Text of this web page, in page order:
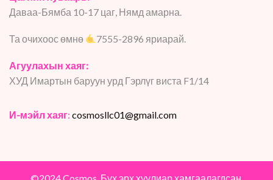
Даваа-Бямба 10-17 цаг, Нямд амарна.
Та очихоос өмнө 7555-2896 яриарай.
Агуулахын хаяг:
ХУД Имартын баруун урд Гэрлүг виста F1/14
И-мэйл хаяг: cosmosllc01@gmail.com